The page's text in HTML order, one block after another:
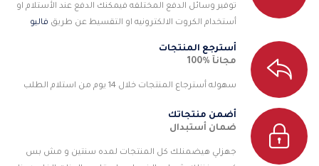
توفير وسائل الدفع المختلفه فيمكنك الدفع عند الأستلام او
أستخدام الكروت الالكترونيه او التقسيط عن طريق فاليو
أسترجع المنتجات
مجانآ %100
سهوله أسترجاع المنتجات خلال 14 يوم من استلام الطلب
أضمن منتجاتك
ضمان أستبدال
جهزلي هيضمنلك كل المنتجات لمده سنتين و مش بس